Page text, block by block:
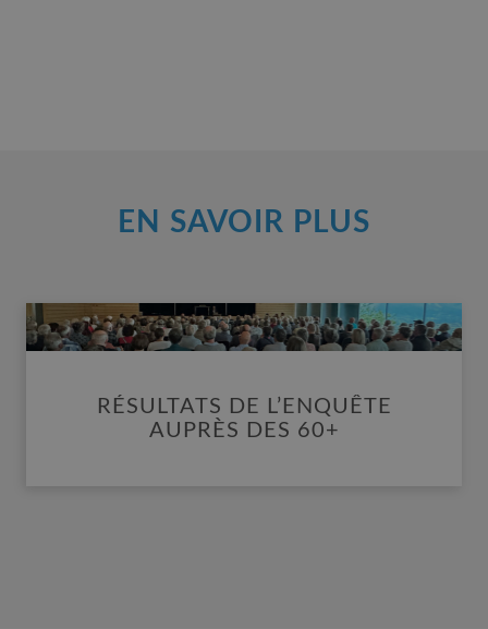
EN SAVOIR PLUS
RÉSULTATS DE L’ENQUÊTE
AUPRÈS DES 60+